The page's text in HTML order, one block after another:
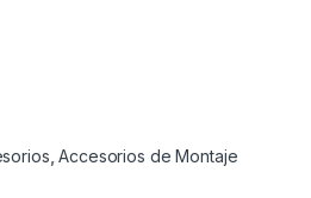
,Accesorios de Montaje